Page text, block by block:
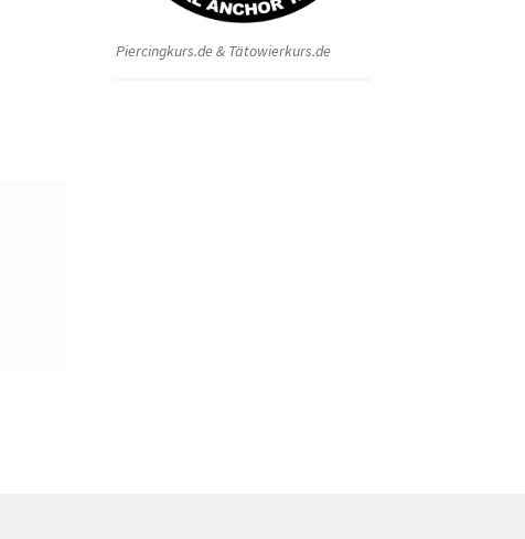
Piercingkurs.de & Tätowierkurs.de